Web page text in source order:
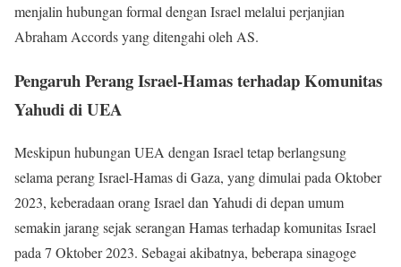
menjalin hubungan formal dengan Israel melalui perjanjian
Abraham Accords yang ditengahi oleh AS.
Pengaruh Perang Israel-Hamas terhadap Komunitas
Yahudi di UEA
Meskipun hubungan UEA dengan Israel tetap berlangsung
selama perang Israel-Hamas di Gaza, yang dimulai pada Oktober
2023, keberadaan orang Israel dan Yahudi di depan umum
semakin jarang sejak serangan Hamas terhadap komunitas Israel
pada 7 Oktober 2023. Sebagai akibatnya, beberapa sinagoge